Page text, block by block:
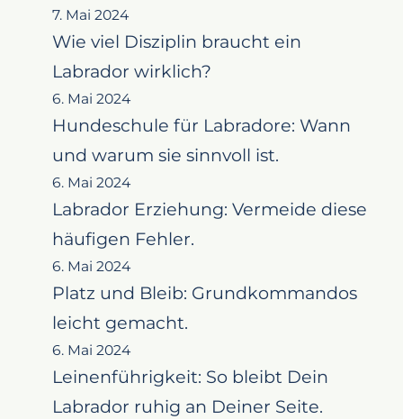
7. Mai 2024
Wie viel Disziplin braucht ein
Labrador wirklich?
6. Mai 2024
Hundeschule für Labradore: Wann
und warum sie sinnvoll ist.
6. Mai 2024
Labrador Erziehung: Vermeide diese
häufigen Fehler.
6. Mai 2024
Platz und Bleib: Grundkommandos
leicht gemacht.
6. Mai 2024
Leinenführigkeit: So bleibt Dein
Labrador ruhig an Deiner Seite.